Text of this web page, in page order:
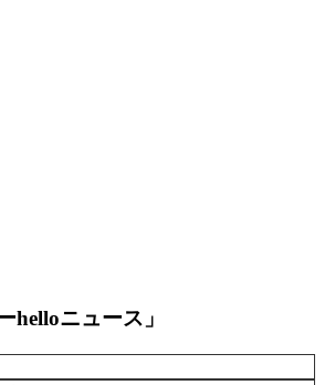
helloニュース」